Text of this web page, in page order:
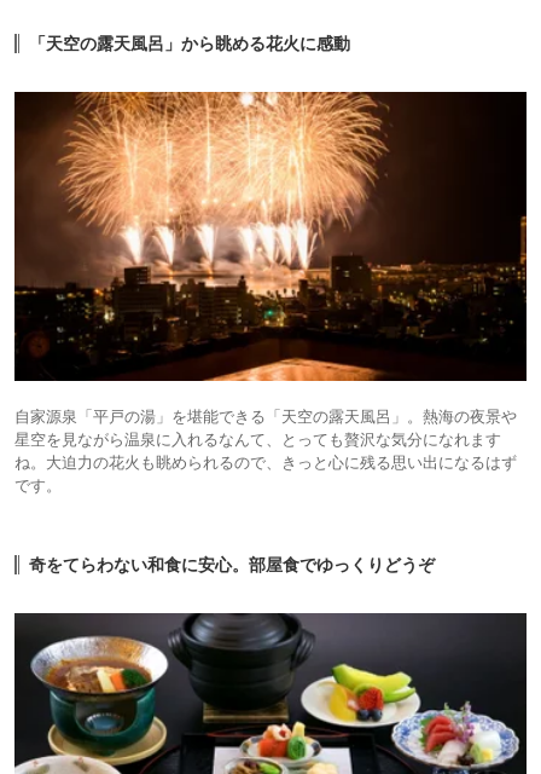
「天空の露天風呂」から眺める花火に感動
自家源泉「平戸の湯」を堪能できる「天空の露天風呂」。熱海の夜景や
星空を見ながら温泉に入れるなんて、とっても贅沢な気分になれます
ね。大迫力の花火も眺められるので、きっと心に残る思い出になるはず
です。
奇をてらわない和食に安心。部屋食でゆっくりどうぞ